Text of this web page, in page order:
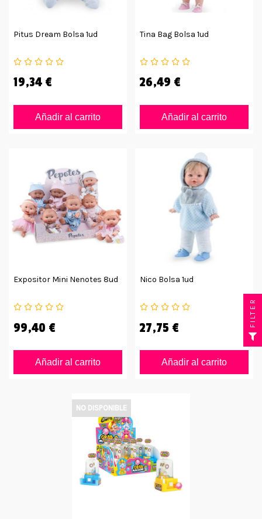
Pitus Dream Bolsa 1ud
19,34 €
Añadir al carrito
Tina Bag Bolsa 1ud
26,49 €
Añadir al carrito
Expositor Mini Nenotes 8ud
99,40 €
Añadir al carrito
Nico Bolsa 1ud
27,75 €
Añadir al carrito
NO DISPONIBLE
FILTER